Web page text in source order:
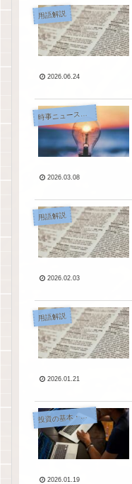
用語解説
2026.06.24
時
事ニュース・考察
2026.03.08
用語解説
2026.02.03
用語解説
2026.01.21
投
資の基本・考え方
2026.01.19